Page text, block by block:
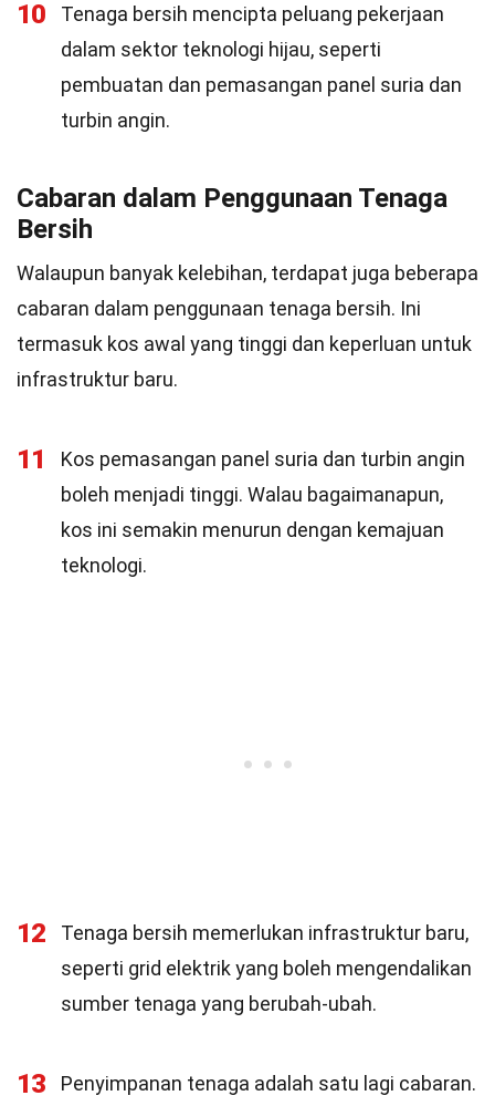
10
Tenaga bersih mencipta peluang pekerjaan
dalam sektor teknologi hijau, seperti
pembuatan dan pemasangan panel suria dan
turbin angin.
Cabaran dalam Penggunaan Tenaga
Bersih
Walaupun banyak kelebihan, terdapat juga beberapa
cabaran dalam penggunaan tenaga bersih. Ini
termasuk kos awal yang tinggi dan keperluan untuk
infrastruktur baru.
11
Kos pemasangan panel suria dan turbin angin
boleh menjadi tinggi. Walau bagaimanapun,
kos ini semakin menurun dengan kemajuan
teknologi.
12
Tenaga bersih memerlukan infrastruktur baru,
seperti grid elektrik yang boleh mengendalikan
sumber tenaga yang berubah-ubah.
13
Penyimpanan tenaga adalah satu lagi cabaran.